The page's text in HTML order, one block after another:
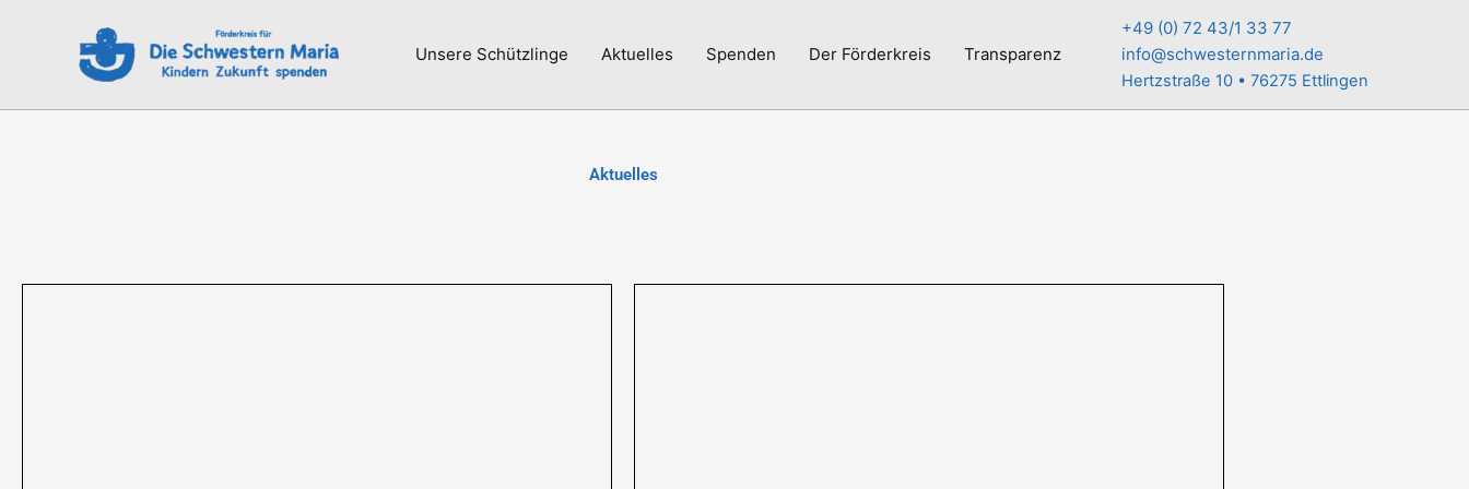
Unsere Schützlinge Aktuelles Spenden Der Förderkreis Transparenz
+49 (0) 72 43/1 33 77
info@schwesternmaria.de
Hertzstraße 10 • 76275 Ettlingen
Aktuelles